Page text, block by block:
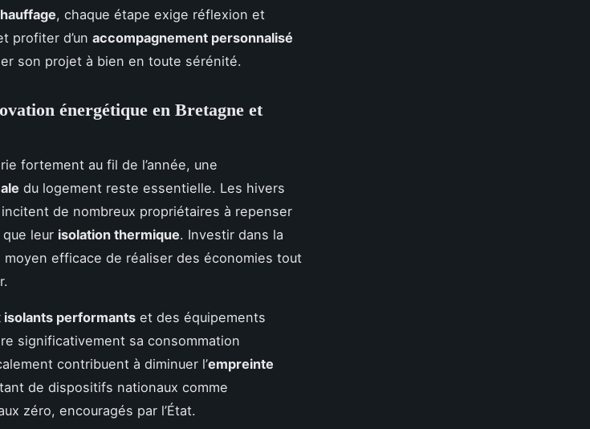
, chaque étape exige réflexion et
profiter d’un accompagnement personnalisé
son projet à bien en toute sérénité.
énergétique en Bretagne et
fortement au fil de l’année, une
du logement reste essentielle. Les hivers
de nombreux propriétaires à repenser
leur isolation thermique. Investir dans la
moyen efficace de réaliser des économies tout
isolants performants et des équipements
significativement sa consommation
contribuent à diminuer l’empreinte
de dispositifs nationaux comme
zéro, encouragés par l’État.